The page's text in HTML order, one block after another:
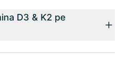
D3 & K2 pe